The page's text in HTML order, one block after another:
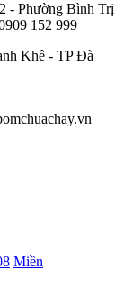
- Phường Bình Trị
152 999
Khê - TP Đà
Miền